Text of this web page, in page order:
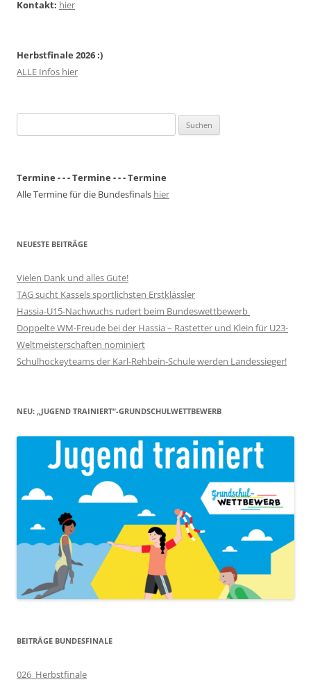
Kontakt: hier
Herbstfinale 2026 :)
ALLE Infos hier
nach:
Termine - - - Termine - - - Termine
Alle Termine für die Bundesfinals hier
NEUESTE BEITRÄGE
Vielen Dank und alles Gute!
TAG sucht Kassels sportlichsten Erstklässler
Hassia-U15-Nachwuchs rudert beim Bundeswettbewerb
Doppelte WM-Freude bei der Hassia – Rastetter und Klein für U23-
Weltmeisterschaften nominiert
Schulhockeyteams der Karl-Rehbein-Schule werden Landessieger!
NEU: „JUGEND TRAINIERT“-GRUNDSCHULWETTBEWERB
BEITRÄGE BUNDESFINALE
026_Herbstfinale